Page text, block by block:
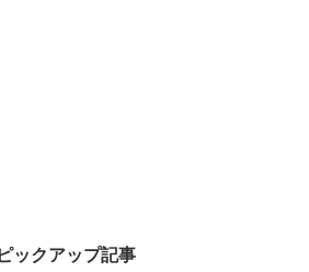
ピックアップ記事